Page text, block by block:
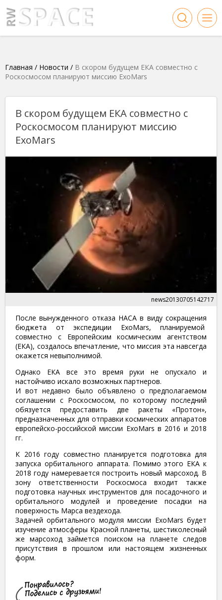
Главная / Новости / В скором будущем ЕКА совместно с
Роскосмосом планируют миссию ExoMars
В скором будущем ЕКА совместно с
Роскосмосом планируют миссию
ExoMars
news20130705142717
После вынужденного отказа НАСА в виду сокращения
бюджета от экспедиции ExoMars, планируемой
совместно с Европейским космическим агентством
(ЕКА), создалось впечатление, что миссия эта навсегда
окажется невыполнимой.
Однако ЕКА все это время руки не опускало и
настойчиво искало возможных партнеров.
И вот недавно было объявлено о предполагаемом
соглашении с Роскосмосом, по которому последний
обязуется предоставить две ракеты «Протон»,
предназначенных для отправки космических аппаратов
европейско-российской миссии ExoMars в 2016 и 2018
гг.
К 2016 году совместно планируется подготовка для
запуска орбитального аппарата. Помимо этого ЕКА к
2018 году намеревается построить новый марсоход. В
зону ответственности Роскосмоса входит также
подготовка научных инструментов для посадочного и
орбитального модулей и проведение посадки на
поверхность Марса вездехода.
Задачей орбитального модуля миссии ExoMars будет
изучение атмосферы Красной планеты, шестиколесный
же марсоход займется поиском на планете следов
присутствия в прошлом или настоящем жизненных
форм.